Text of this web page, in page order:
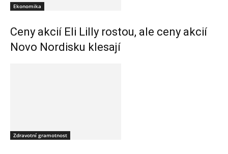
Ekonomika
Ceny akcií Eli Lilly rostou, ale ceny akcií
Novo Nordisku klesají
Zdravotní gramotnost